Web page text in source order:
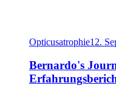
Opticusatrophie12.
Bernardo's